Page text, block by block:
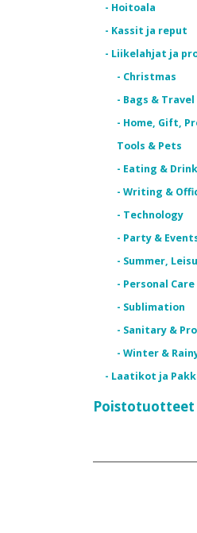
- Hoitoala
- Kassit ja reput
- Liikelahjat ja
- Christmas
- Bags & Travel
- Home, Gift,
Tools & Pets
- Eating &
- Writing &
- Technology
- Party &
- Summer,
- Personal Care
- Sublimation
- Sanitary &
- Winter &
- Laatikot ja
Poistotuotteet